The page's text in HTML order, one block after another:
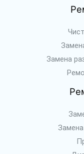
Замена